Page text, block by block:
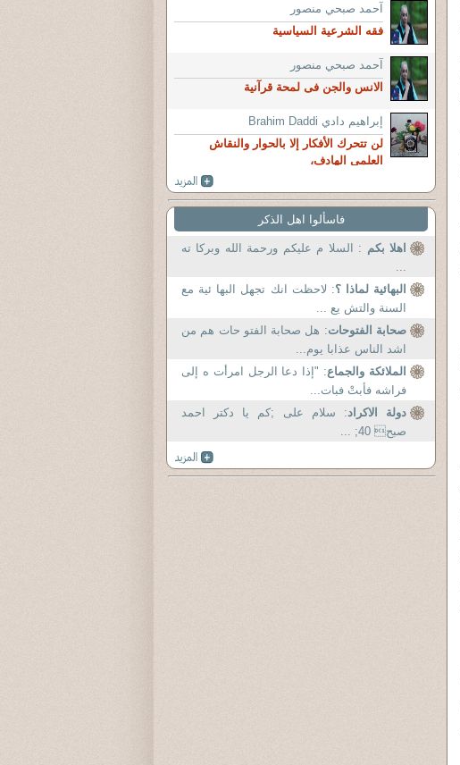
آحمد صبحي منصور
فقه الشرعية السياسية
آحمد صبحي منصور
الانس والجن فى لمحة قرآنية
إبراهيم دادي Brahim Daddi
لن تتحرك الأفكار إلا بالحوار والنقاش
العلمي الهادف،
فاسألوا اهل الذكر
اهلا بكم : السلا م عليكم ورحمة الله وبركا ته
...
البهائية لماذا ؟: لاحظت انك تجهل البها ئية مع
السنة والتش يع ...
صحابة الفتوحات: هل صحابة الفتو حات هم من
اشد الناس عذابا يوم...
الملائكة والجماع: "إذا دعا الرجل امرأت ه إلى
فراشه فأبتْ فبات...
دولة الاكراد: سلام علی ;کم یا دکتر احمد
صبح 40; ...